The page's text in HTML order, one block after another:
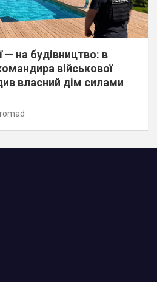
— на будівництво: в
військової
власний дім силами